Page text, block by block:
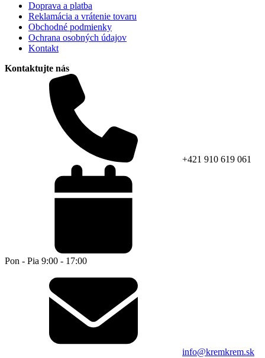
Doprava a platba
Reklamácia a vrátenie tovaru
Obchodné podmienky
Ochrana osobných údajov
Kontakt
Kontaktujte nás
+421 910 619 061
Pon - Pia 9:00 - 17:00
info@kremkrem.sk